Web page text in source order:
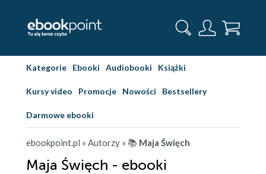
Kategorie Ebooki Audiobooki Książki
Kursy video Promocje Nowości Bestsellery
Darmowe ebooki
ebookpoint.pl » Autorzy » 📚 Maja Święch
Maja Święch - ebooki